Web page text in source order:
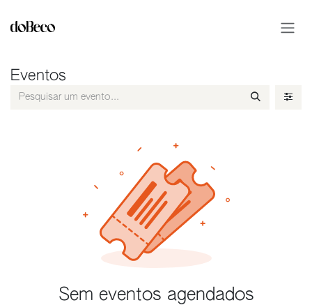
Eventos
Sem eventos agendados